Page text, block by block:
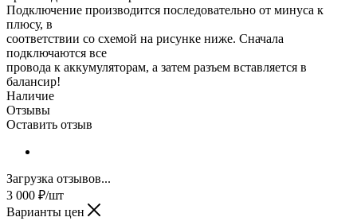
Подключение производится последовательно от минуса к
плюсу, в
соответствии со схемой на рисунке ниже. Сначала
подключаются все
провода к аккумуляторам, а затем разъем вставляется в
балансир!
Наличие
Отзывы
Оставить отзыв
Загрузка отзывов...
3 000 ₽/шт
Варианты цен